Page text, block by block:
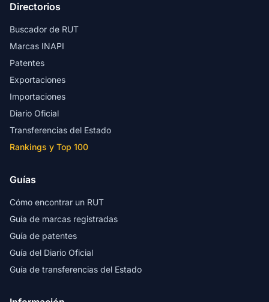
Directorios
Buscador de RUT
Marcas INAPI
Patentes
Exportaciones
Importaciones
Diario Oficial
Transferencias del Estado
Rankings y Top 100
Guías
Cómo encontrar un RUT
Guía de marcas registradas
Guía de patentes
Guía del Diario Oficial
Guía de transferencias del Estado